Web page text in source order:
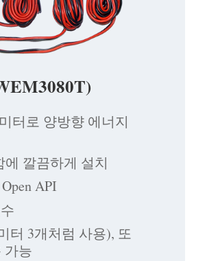
터로 양방향 에너지
깔끔하게 설치
API
터 3개처럼 사용), 또
가능